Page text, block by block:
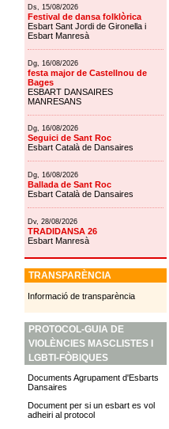
Ds, 15/08/2026
Festival de dansa folklòrica
Esbart Sant Jordi de Gironella i
Esbart Manresà
Dg, 16/08/2026
festa major de Castellnou de
Bages
ESBART DANSAIRES
MANRESANS
Dg, 16/08/2026
Seguici de Sant Roc
Esbart Català de Dansaires
Dg, 16/08/2026
Ballada de Sant Roc
Esbart Català de Dansaires
Dv, 28/08/2026
TRADIDANSA 26
Esbart Manresà
TRANSPARÈNCIA
Informació de transparència
PROTOCOL-GUIA DE
VIOLÈNCIES MASCLISTES I
LGBTI-FÒBIQUES
Documents Agrupament d'Esbarts
Dansaires
Document per si un esbart es vol
adheiri al protocol